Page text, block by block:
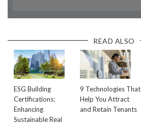
READ ALSO
ESG Building
Certifications:
Enhancing
Sustainable Real
9 Technologies That
Help You Attract
and Retain Tenants